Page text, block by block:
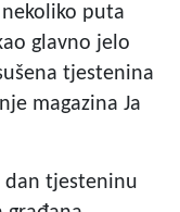
puta
glavno jelo
tjestenina
magazina Ja
dan tjesteninu